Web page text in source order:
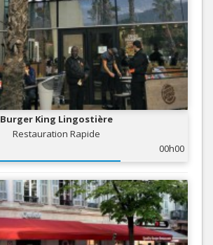
Burger King Lingostière
Restauration Rapide
00h00